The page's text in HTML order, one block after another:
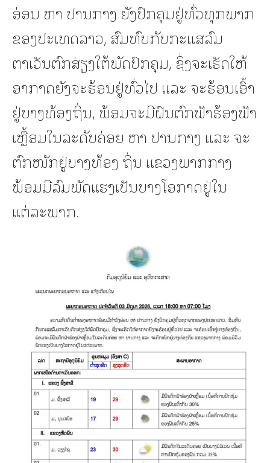
ອ່ອນ ຫາ ປານກາງ ຍັງປົກຄຸມຢູ່ທົ່ວທຸກພາກ
ຂອງປະເທດລາວ, ສົມທົບກັບກະແສລົມ
ຕາເວັນຕົກສ່ຽງໃຕ້ພັດປົກຄຸມ, ຊຶ່ງຈະເຮັດໃຫ້
ອາກາດຍັງຈະຮ້ອນຢູ່ທົ່ວໄປ ແລະ ຈະຮ້ອນເອົ້າ
ຢູ່ບາງທ້ອງຖິ່ນ, ພ້ອມຈະມີຝົນຕົກຟ້າຮ້ອງຟ້າ
ເຫຼື້ອມໃນລະດັບຄ່ອຍ ຫາ ປານກາງ ແລະ ຈະ
ຕົກໜັກຢູ່ບາງທ້ອງ ຖິ່ນ ແຂວງພາກກາງ
ພ້ອມມີລົມພັດແຮງເປັນບາງໂອກາດຢູ່ໃນ
ແຕ່ລະພາກ.